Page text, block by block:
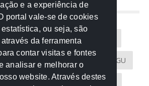
AGU AMM
CAU-MT CGU
MPC-MT MPE-MT
e a experiência de
portal vale-se de cookies
ou seja, são
da ferramenta
contar visitas e fontes
analisar e melhorar o
website. Através destes